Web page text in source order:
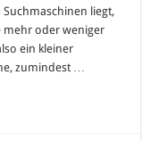
liegt,
mehr oder weniger
ein kleiner
zumindest …